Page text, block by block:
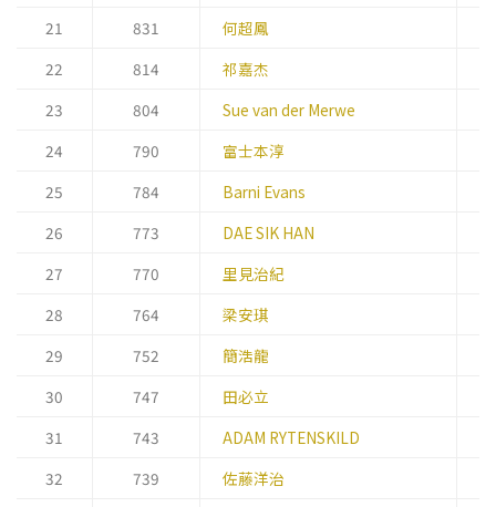
21
831 何超鳳
22
814 祁嘉杰
23
804 Sue van der Merwe
24
790 富士本淳
25
784 Barni Evans
26
773 DAE SIK HAN
27
770 里見治紀
28
764 梁安琪
29
752 簡浩龍
30
747 田必立
31
743 ADAM RYTENSKILD
32
739 佐藤洋治